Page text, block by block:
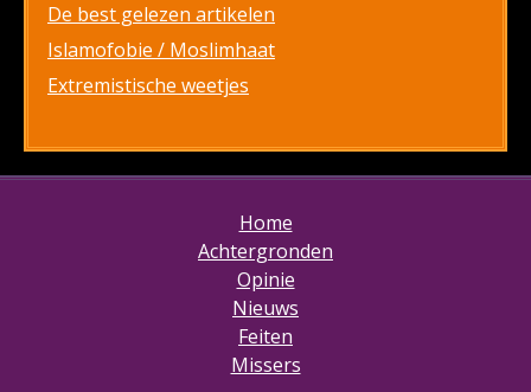
De best gelezen artikelen
Islamofobie / Moslimhaat
Extremistische weetjes
Home
Achtergronden
Opinie
Nieuws
Feiten
Missers